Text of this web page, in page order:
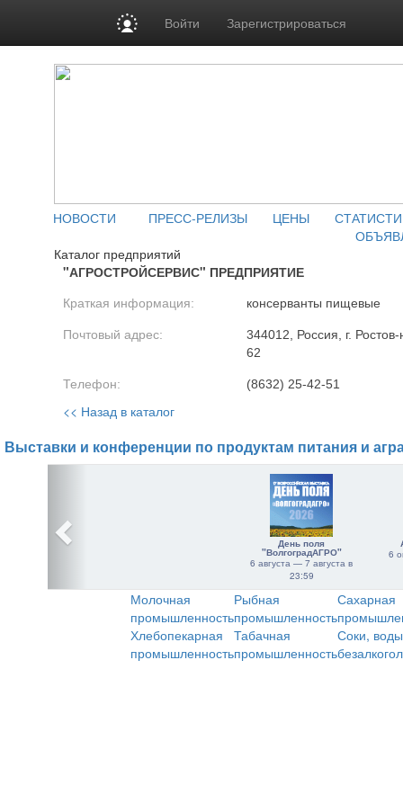
Войти Зарегистрироваться
НОВОСТИ ПРЕСС-РЕЛИЗЫ ЦЕНЫ
Каталог предприятий
"АГРОСТРОЙСЕРВИС" ПРЕДПРИЯТИЕ
Краткая информация: консерванты пищевые
Почтовый адрес:
344012, Россия, г.
62
Телефон: (8632) 25-42-51
<< Назад в каталог
Выставки и конференции по продуктам питания и
День поля
"ВолгоградАГРО"
6 августа — 7 августа в
23:59
6
Молочная
промышленность
Рыбная
промышленность
Сахарная
Хлебопекарная
промышленность
Табачная
промышленность
Соки,